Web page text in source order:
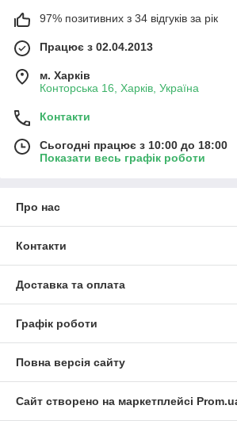
97% позитивних з 34 відгуків за рік
Працює з 02.04.2013
м. Харків
Конторська 16, Харків, Україна
Контакти
Сьогодні працює з 10:00 до 18:00
Показати весь графік роботи
Про нас
Контакти
Доставка та оплата
Графік роботи
Повна версія сайту
Сайт створено на маркетплейсі